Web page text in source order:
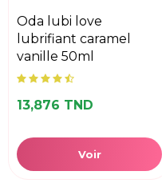
oda lubi love
lubrifiant caramel
vanille 50ml
13,876 TND
Voir